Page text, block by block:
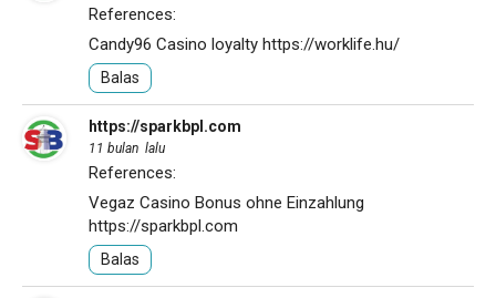
References:
Candy96 Casino loyalty https://worklife.hu/
Balas
https://sparkbpl.com
11 bulan lalu
References:
Vegaz Casino Bonus ohne Einzahlung
https://sparkbpl.com
Balas